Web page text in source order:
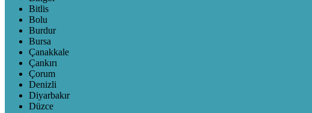
Bitlis
Bolu
Burdur
Bursa
Çanakkale
Çankırı
Çorum
Denizli
Diyarbakır
Düzce